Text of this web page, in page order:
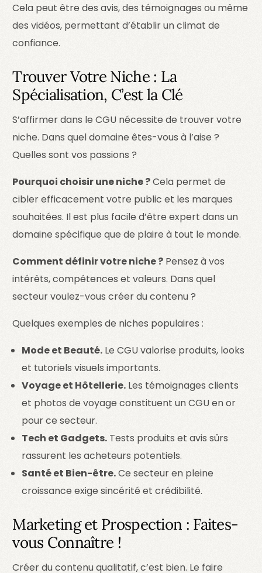
Cela peut être des avis, des témoignages ou même
des vidéos, permettant d’établir un climat de
confiance.
Trouver Votre Niche : La
Spécialisation, C’est la Clé
S’affirmer dans le CGU nécessite de trouver votre
niche. Dans quel domaine êtes-vous à l’aise ?
Quelles sont vos passions ?
Pourquoi choisir une niche ?Cela permet de
cibler efficacement votre public et les marques
souhaitées. Il est plus facile d’être expert dans un
domaine spécifique que de plaire à tout le monde.
Comment définir votre niche ? Pensez à vos
intérêts, compétences et valeurs. Dans quel
secteur voulez-vous créer du contenu ?
Quelques exemples de niches populaires :
Mode et Beauté. Le CGU valorise produits, looks
et tutoriels visuels importants.
Voyage et Hôtellerie. Les témoignages clients
et photos de voyage constituent un CGU en or
pour ce secteur.
Tech et Gadgets. Tests produits et avis sûrs
rassurent les acheteurs potentiels.
Santé et Bien-être.Ce secteur en pleine
croissance exige sincérité et crédibilité.
Marketing et Prospection : Faites-
vous Connaître !
Créer du contenu qualitatif, c’est bien. Le faire